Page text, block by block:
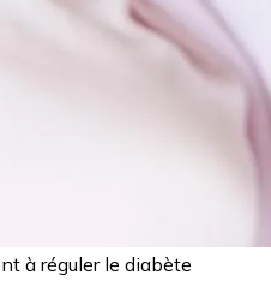
à réguler le diabète